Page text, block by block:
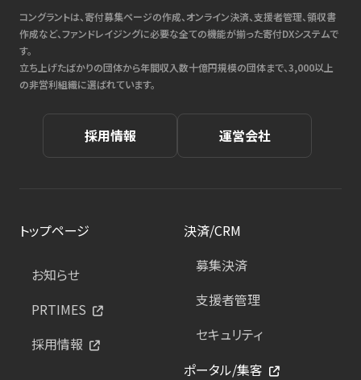
コングラントは、寄付募集ページの作成、オンライン決済、支援者管理、領収書
作成など、ファンドレイジングに必要な全ての機能が揃った寄付DXシステムで
す。
立ち上げたばかりの団体から年間収入数十億円規模の団体まで、3,000以上
の非営利組織に選ばれています。
採用情報 運営会社
トップページ
お知らせ
PRTIMES
採用情報
決済/CRM
募集決済
支援者管理
セキュリティ
ポータル/集客